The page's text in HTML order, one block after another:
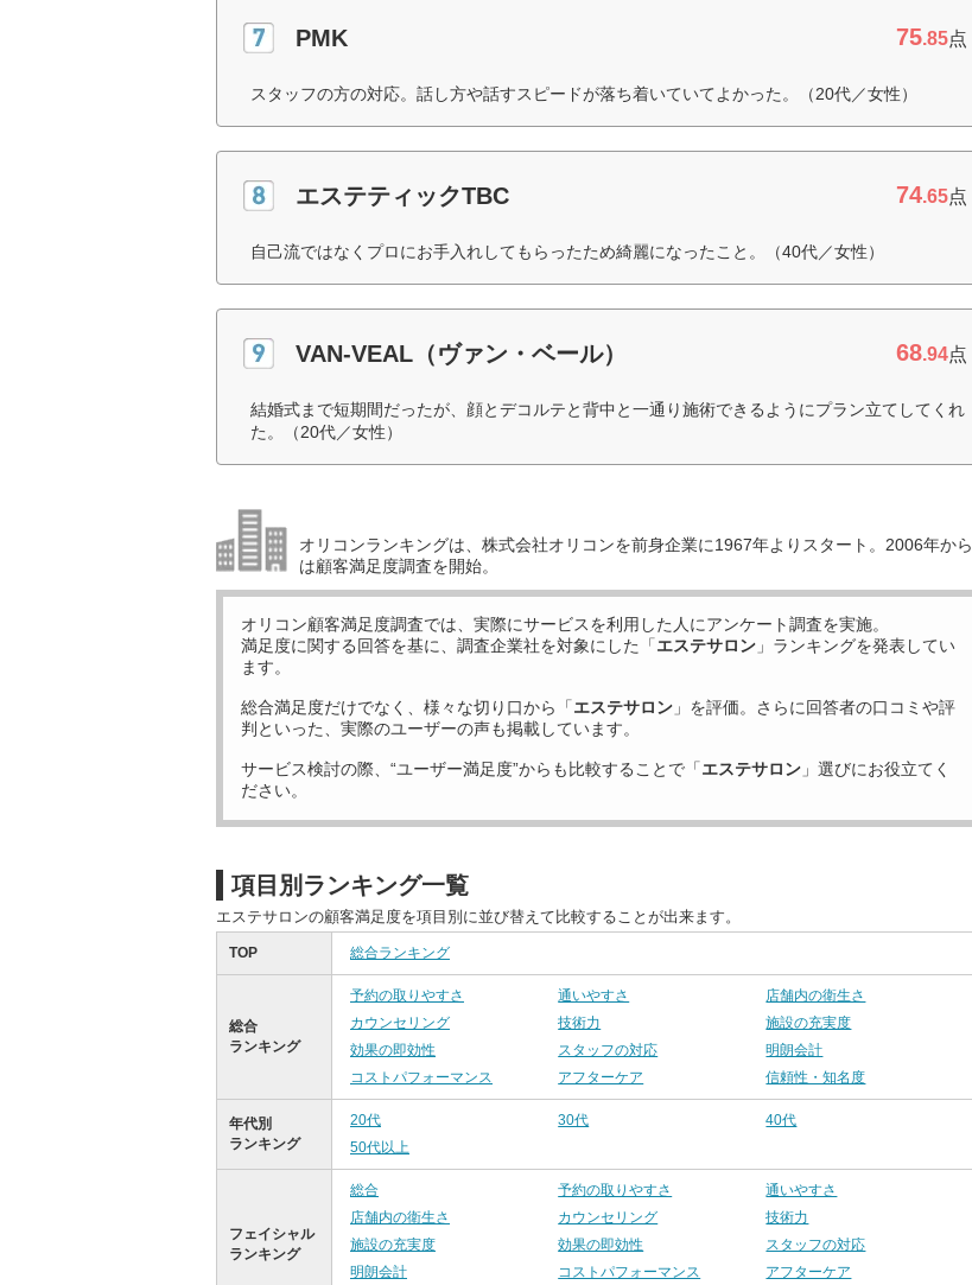
PMK 75.85点
スタッフの方の対応。話し方や話すスピードが落ち着いていてよかった。（20代／女性）
エステティックTBC 74.65点
自己流ではなくプロにお手入れしてもらったため綺麗になったこと。（40代／女性）
VAN-VEAL（ヴァン・ベール） 68.94点
結婚式まで短期間だったが、顔とデコルテと背中と一通り施術できるようにプラン立てしてくれ
た。（20代／女性）
オリコンランキングは、株式会社オリコンを前身企業に1967年よりスタート。2006年から
は顧客満足度調査を開始。
オリコン顧客満足度調査では、実際にサービスを利用した 人にアンケート調査を実施。
満足度に関する回答を基に、調査企業社を対象にした「エステサロン 」ランキングを発表してい
ます。
総合満足度だけでなく、様々な切り口から「エステサロン 」を評価。さらに回答者の口コミや評
判といった、実際のユーザーの声も掲載しています。
サービス検討の際、“ユーザー満足度”からも比較することで「エステサロン 」選びにお役立てく
ださい。
項目別ランキング一覧
エステサロンの顧客満足度を項目別に並び替えて比較することが出来ます。
TOP 総合ランキング
総合
ランキング
予約の取りやすさ 通いやすさ
店舗内の衛生さ
カウンセリング
技術力
施設の充実度
効果の即効性
スタッフの対応
明朗会計
コストパフォーマンス
アフターケア 信頼性・知名度
年代別
ランキング
20代 30代
40代
50代以上
フェイシャル
ランキング
総合 予約の取りやすさ
通いやすさ
店舗内の衛生さ
カウンセリング
技術力
施設の充実度
効果の即効性
スタッフの対応
明朗会計
コストパフォーマンス
アフターケア